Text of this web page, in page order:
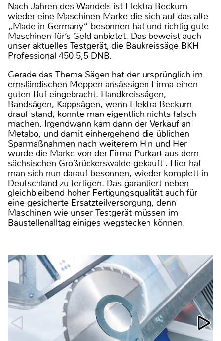
Nach Jahren des Wandels ist Elektra Beckum
wieder eine Maschinen Marke die sich auf das alte
„Made in Germany“ besonnen hat und richtig gute
Maschinen für’s Geld anbietet. Das beweist auch
unser aktuelles Testgerät, die Baukreissäge BKH
Professional 450 5,5 DNB.
Gerade das Thema Sägen hat der ursprünglich im
emsländischen Meppen ansässigen Firma einen
guten Ruf eingebracht. Handkreissägen,
Bandsägen, Kappsägen, wenn Elektra Beckum
drauf stand, konnte man eigentlich nichts falsch
machen. Irgendwann kam dann der Verkauf an
Metabo, und damit einhergehend die üblichen
Sparmaßnahmen nach weiterem Hin und Her
wurde die Marke von der Firma Purkart aus dem
sächsischen Großrückerswalde gekauft . Hier hat
man sich nun darauf besonnen, wieder komplett in
Deutschland zu fertigen. Das garantiert neben
gleichbleibend hoher Fertigungsqualität auch für
eine gesicherte Ersatzteilversorgung, denn
Maschinen wie unser Testgerät müssen im
Baustellenalltag einiges wegstecken können.